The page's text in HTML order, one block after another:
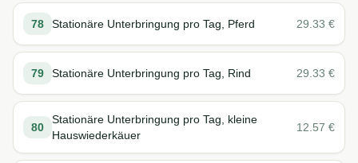
78 Stationäre Unterbringung pro Tag, Pferd 29.33 €
79 Stationäre Unterbringung pro Tag, Rind 29.33 €
80
Stationäre Unterbringung pro Tag, kleine
Hauswiederkäuer
12.57 €